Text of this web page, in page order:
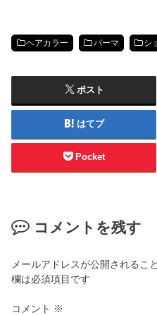
ヘアカラー パーマ シ
ポスト
はてブ
Pocket
コメントを残す
メールアドレスが公開されるこ
欄は必須項目です
コメント ※